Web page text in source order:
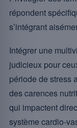
répondent
s’intégrant
Intégrer une
judicieux pour
période de stress
des carences
qui impactent
système cardio-